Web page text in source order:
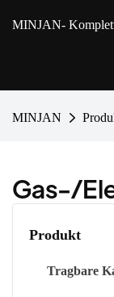
MINJAN-
MINJAN
Gas-/
Produkt
Tragbare